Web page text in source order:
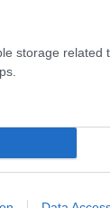
storage related
παρόμοια
της